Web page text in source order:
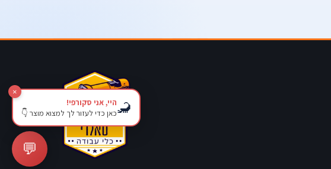
💬
×
🦂היי, אני סקורפי!
כאן כדי לעזור לך למצוא מוצר 👇